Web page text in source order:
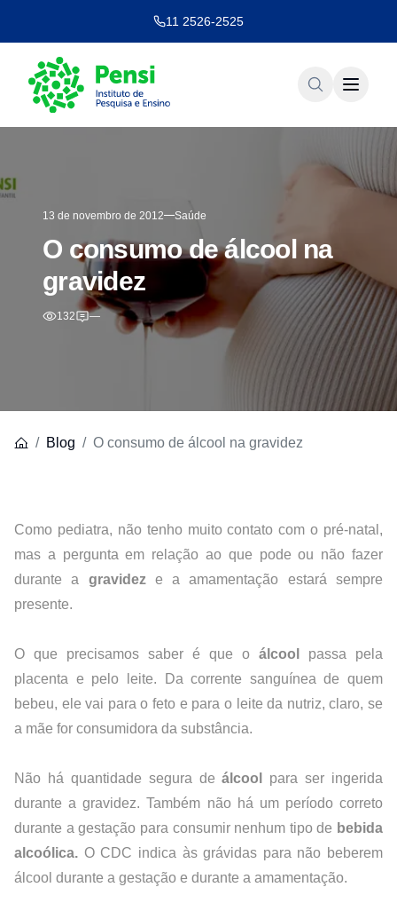
11 2526-2525
13 de novembro de 2012 Saúde
O consumo de álcool na
gravidez
132 —
Blog O consumo de álcool na gravidez
Como pediatra, não tenho muito contato com o pré-natal,
mas a pergunta em relação ao que pode ou não fazer
durante a gravidez e a amamentação estará sempre
presente.
O que precisamos saber é que o álcool
passa pela
placenta e pelo leite. Da corrente sanguínea de quem
bebeu, ele vai para o feto e para o leite da nutriz, claro, se
a mãe for consumidora da substância.
Não há quantidade segura de álcool
para ser ingerida
durante a gravidez. Também não há um período correto
durante a gestação para consumir nenhum tipo de bebida
alcoólica. O CDC indica às grávidas para não beberem
álcool durante a gestação e durante a amamentação.